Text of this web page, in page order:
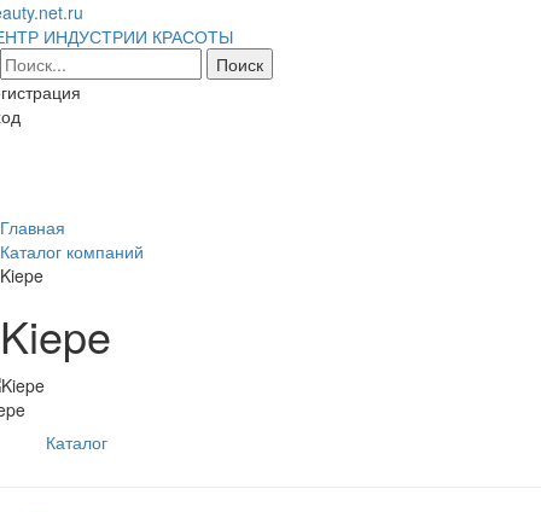
ИНДУСТРИИ КРАСОТЫ
Главная
Каталог компаний
Kiepe
Kiepe
Каталог